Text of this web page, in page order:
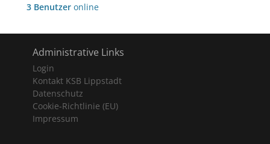
3 Benutzer online
Administrative Links
Login
Kontakt KSB Lippstadt
Datenschutz
Cookie-Richtlinie (EU)
Impressum